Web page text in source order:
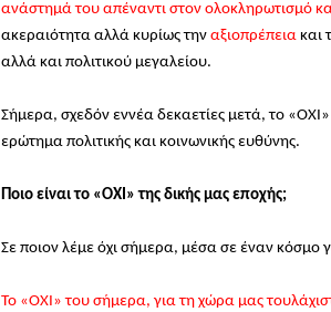
ανάστημά του απέναντι στον ολοκληρωτισμό
ακεραιότητα αλλά κυρίως την αξιοπρέπεια και
αλλά και πολιτικού μεγαλείου.
Σήμερα, σχεδόν εννέα δεκαετίες μετά, το
ερώτημα πολιτικής και κοινωνικής ευθύνης.
Ποιο είναι το «ΟΧΙ» της δικής μας εποχής;
Σε ποιον λέμε όχι σήμερα, μέσα σε έναν κόσμο
Το «ΟΧΙ» του σήμερα, για τη χώρα μας